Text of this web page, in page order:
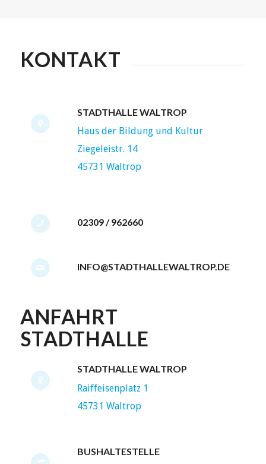
KONTAKT
STADTHALLE WALTROP
Haus der Bildung und Kultur
Ziegeleistr. 14
45731 Waltrop
02309 / 962660
INFO@STADTHALLEWALTROP.DE
ANFAHRT
STADTHALLE
STADTHALLE WALTROP
Raiffeisenplatz 1
45731 Waltrop
BUSHALTESTELLE